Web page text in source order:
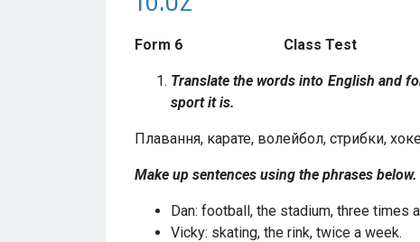
Form 6 Class Test
Translate the words into English and
sport it is.
Плавання, карате, волейбол, стрибки,
Make up sentences using the phrases below.
Dan: football, the stadium, three times
Vicky: skating, the rink, twice a week.